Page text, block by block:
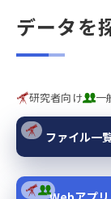
データを
研究者向け 一
ファイル一